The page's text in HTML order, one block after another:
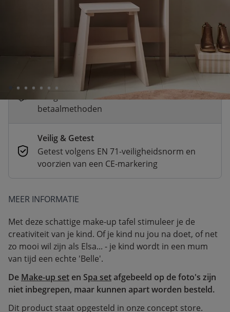
Snelle levering
Voor 23:00 besteld, dezelfde dag
verzonden
Betaal nu of achteraf
Veilig afrekenen met verschillende
betaalmethoden
Veilig & Getest
Getest volgens EN 71-veiligheidsnorm en
voorzien van een CE-markering
MEER INFORMATIE
Met deze schattige make-up tafel stimuleer je de
creativiteit van je kind. Of je kind nu jou na doet, of net
zo mooi wil zijn als Elsa... - je kind wordt in een mum
van tijd een echte 'Belle'.
De Make-up set en Spa setafgebeeld op de foto's zijn
niet inbegrepen, maar kunnen apart worden besteld.
Dit product staat opgesteld in onze concept store.